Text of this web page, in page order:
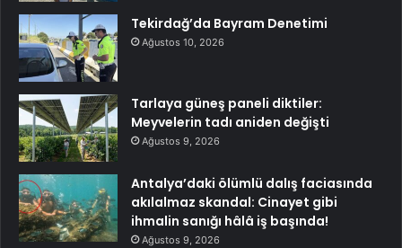
Tekirdağ’da Bayram Denetimi
Ağustos 10, 2026
Tarlaya güneş paneli diktiler:
Meyvelerin tadı aniden değişti
Ağustos 9, 2026
Antalya’daki ölümlü dalış faciasında
akılalmaz skandal: Cinayet gibi
ihmalin sanığı hâlâ iş başında!
Ağustos 9, 2026